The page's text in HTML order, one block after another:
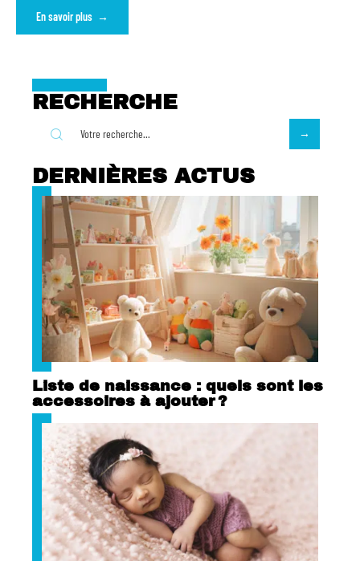
En savoir plus
RECHERCHE
DERNIÈRES ACTUS
Liste de naissance : quels sont les
accessoires à ajouter ?